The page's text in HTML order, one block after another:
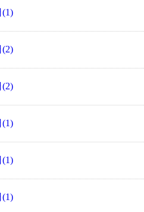
(1)
(2)
(2)
(1)
(1)
(1)